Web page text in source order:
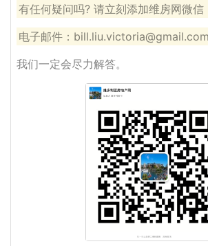
有任何疑问吗? 请立刻添加维房网微
电子邮件：bill.liu.victoria@gmail.com
我们一定会尽力解答。